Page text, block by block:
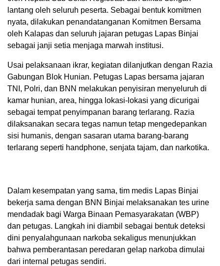
lantang oleh seluruh peserta. Sebagai bentuk komitmen
nyata, dilakukan penandatanganan Komitmen Bersama
oleh Kalapas dan seluruh jajaran petugas Lapas Binjai
sebagai janji setia menjaga marwah institusi.
Usai pelaksanaan ikrar, kegiatan dilanjutkan dengan Razia
Gabungan Blok Hunian. Petugas Lapas bersama jajaran
TNI, Polri, dan BNN melakukan penyisiran menyeluruh di
kamar hunian, area, hingga lokasi-lokasi yang dicurigai
sebagai tempat penyimpanan barang terlarang. Razia
dilaksanakan secara tegas namun tetap mengedepankan
sisi humanis, dengan sasaran utama barang-barang
terlarang seperti handphone, senjata tajam, dan narkotika.
Dalam kesempatan yang sama, tim medis Lapas Binjai
bekerja sama dengan BNN Binjai melaksanakan tes urine
mendadak bagi Warga Binaan Pemasyarakatan (WBP)
dan petugas. Langkah ini diambil sebagai bentuk deteksi
dini penyalahgunaan narkoba sekaligus menunjukkan
bahwa pemberantasan peredaran gelap narkoba dimulai
dari internal petugas sendiri.